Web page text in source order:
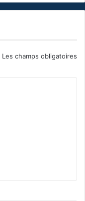
Les champs obligatoires